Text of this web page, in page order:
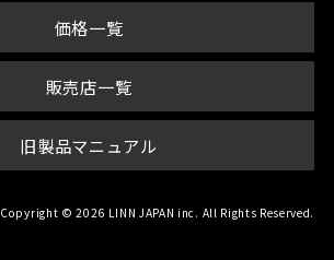
価格一覧
販売店一覧
旧製品マニュアル
Copyright © 2026 LINN JAPAN inc. All Rights Reserved.